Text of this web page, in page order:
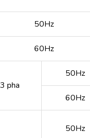
50Hz
60Hz
3 pha
50Hz
60Hz
50Hz